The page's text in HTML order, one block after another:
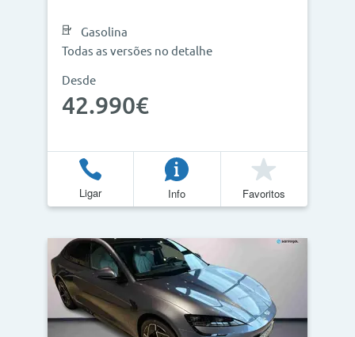
Gasolina
Todas as versões no detalhe
Desde
42.990€
Ligar Info Favoritos